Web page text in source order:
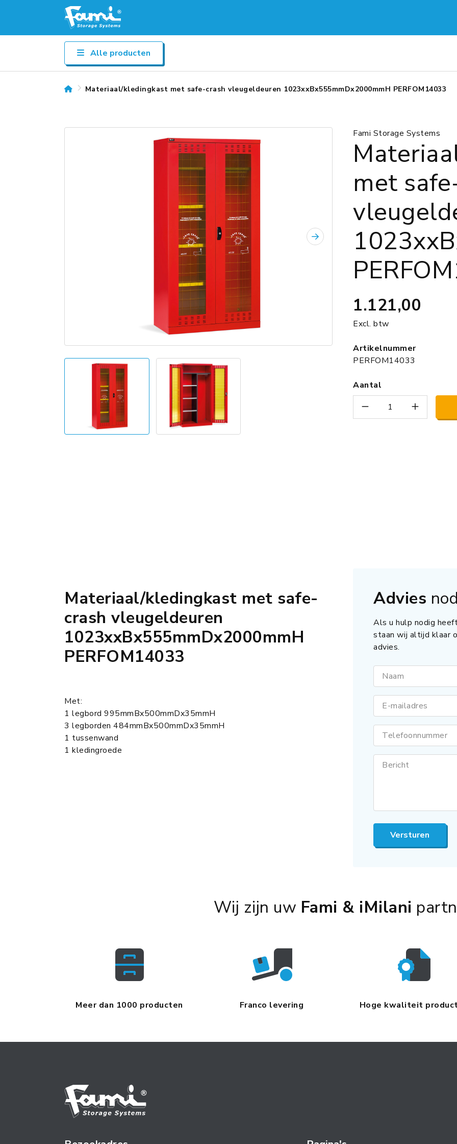
Alle producten
Materiaal/kledingkast met safe-crash vleugeldeuren 1023xxBx555mmDx2000mmH PERFOM14033
Fami Storage Systems
met
1.121,00
Excl. btw
Artikelnummer
PERFOM14033
Aantal
Materiaal/kledingkast met safe-
crash vleugeldeuren
1023xxBx555mmDx2000mmH
PERFOM14033
Met:
1 legbord 995mmBx500mmDx35mmH
3 legborden 484mmBx500mmDx35mmH
1 tussenwand
1 kledingroede
Advies
Als u hulp nodig
staan wij altijd klaar
advies.
Naam
E-mailadres
Telefoonnummer
Bericht
Versturen
Wij zijn uw Fami & iMilani
Meer dan 1000 producten Franco levering Hoge kwaliteit